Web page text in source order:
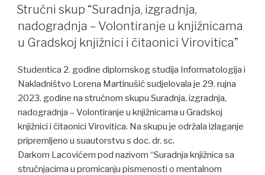
ON
Stručni skup “Suradnja, izgradnja,
nadogradnja – Volontiranje u knjižnicama
u Gradskoj knjižnici i čitaonici Virovitica”
Studentica 2. godine diplomskog studija Informatologija i
Nakladništvo Lorena Martinušić sudjelovala je 29. rujna
2023. godine na stručnom skupu Suradnja, izgradnja,
nadogradnja – Volontiranje u knjižnicama u Gradskoj
knjižnici i čitaonici Virovitica. Na skupu je održala izlaganje
pripremljeno u suautorstvu s doc. dr. sc.
Darkom Lacovićem pod nazivom “Suradnja knjižnica sa
stručnjacima u promicanju pismenosti o mentalnom